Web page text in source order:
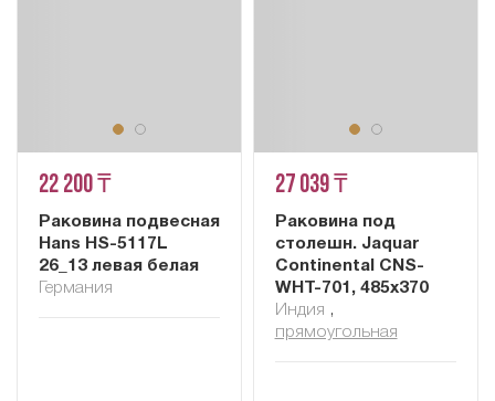
22 200 ₸
Раковина подвесная
Hans HS-5117L
26_13 левая белая
Германия
27 039 ₸
Раковина под
столешн. Jaquar
Continental CNS-
WHT-701, 485х370
Индия ,
прямоугольная